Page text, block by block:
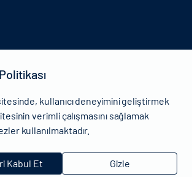
ve Turizm Bakanlığı - Tüm hakları saklıdır.
kullanıcı deneyimini geliştirmek
verimli çalışmasını sağlamak
kullanılmaktadır.
Kabul Et Gizle